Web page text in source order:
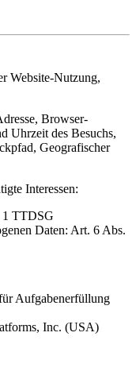
Website-Nutzung,
Browser-
Uhrzeit des Besuchs,
Geografischer
Interessen:
1 TTDSG
Daten: Art. 6 Abs.
Aufgabenerfüllung
Inc. (USA)